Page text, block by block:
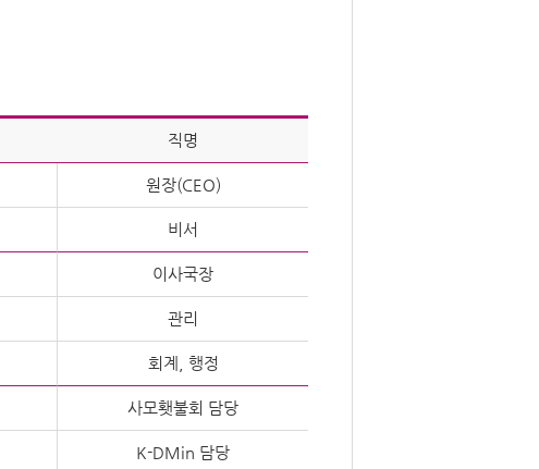
직명
원장(CEO)
비서
이사국장
관리
회계, 행정
사모횃불회 담당
K-DMin 담당